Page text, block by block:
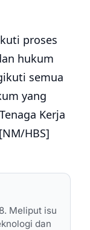
proses
hukum
semua
yang
Kerja
HBS]
Meliput isu
dan